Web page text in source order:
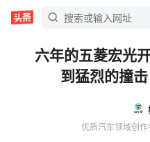
六年的五菱宏光
到猛烈的撞
优质汽车领域创作